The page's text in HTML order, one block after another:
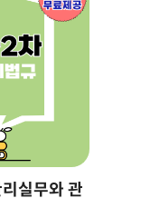
실무와 관